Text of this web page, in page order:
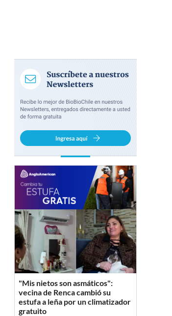
"Mis nietos son asmáticos":
vecina de Renca cambió su
estufa a leña por un climatizador
gratuito